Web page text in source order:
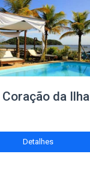
da Ilha
Detalhes